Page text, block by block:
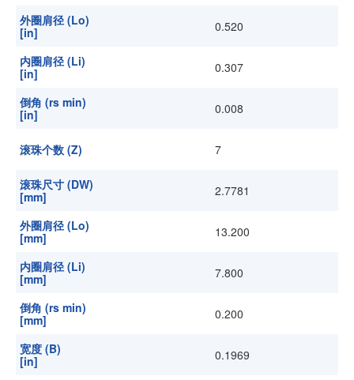
外圈肩径 (Lo)
[in]
0.520
内圈肩径 (Li)
[in]
0.307
倒角 (rs min)
[in]
0.008
滚珠个数 (Z) 7
滚珠尺寸 (DW)
[mm]
2.7781
外圈肩径 (Lo)
[mm]
13.200
内圈肩径 (Li)
[mm]
7.800
倒角 (rs min)
[mm]
0.200
宽度 (B)
[in]
0.1969